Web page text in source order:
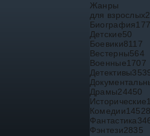
Жанры
для взрослых
Биография
Детские50
Боевики8117
Вестерны564
Военные1707
Детективы
Драмы24450
Исторические
Комедии14528
Фантастика
Фэнтези2835